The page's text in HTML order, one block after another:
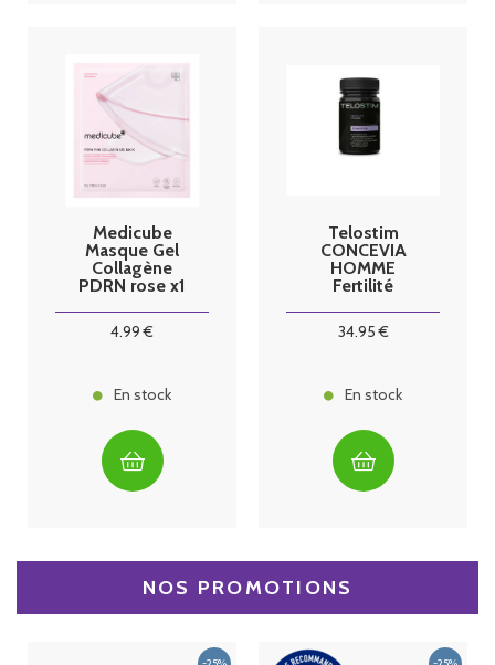
Medicube
Masque Gel
Collagène
PDRN rose x1
4.99 €
En stock
Telostim
CONCEVIA
HOMME
Fertilité
34.95€
En stock
NOS PROMOTIONS